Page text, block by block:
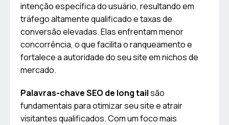
intenção específica do usuário, resultando em
tráfego altamente qualificado e taxas de
conversão elevadas. Elas enfrentam menor
concorrência, o que facilita o ranqueamento e
fortalece a autoridade do seu site em nichos de
mercado.
Palavras-chave SEO de long tailsão
fundamentais para otimizar seu site e atrair
visitantes qualificados. Com um foco mais